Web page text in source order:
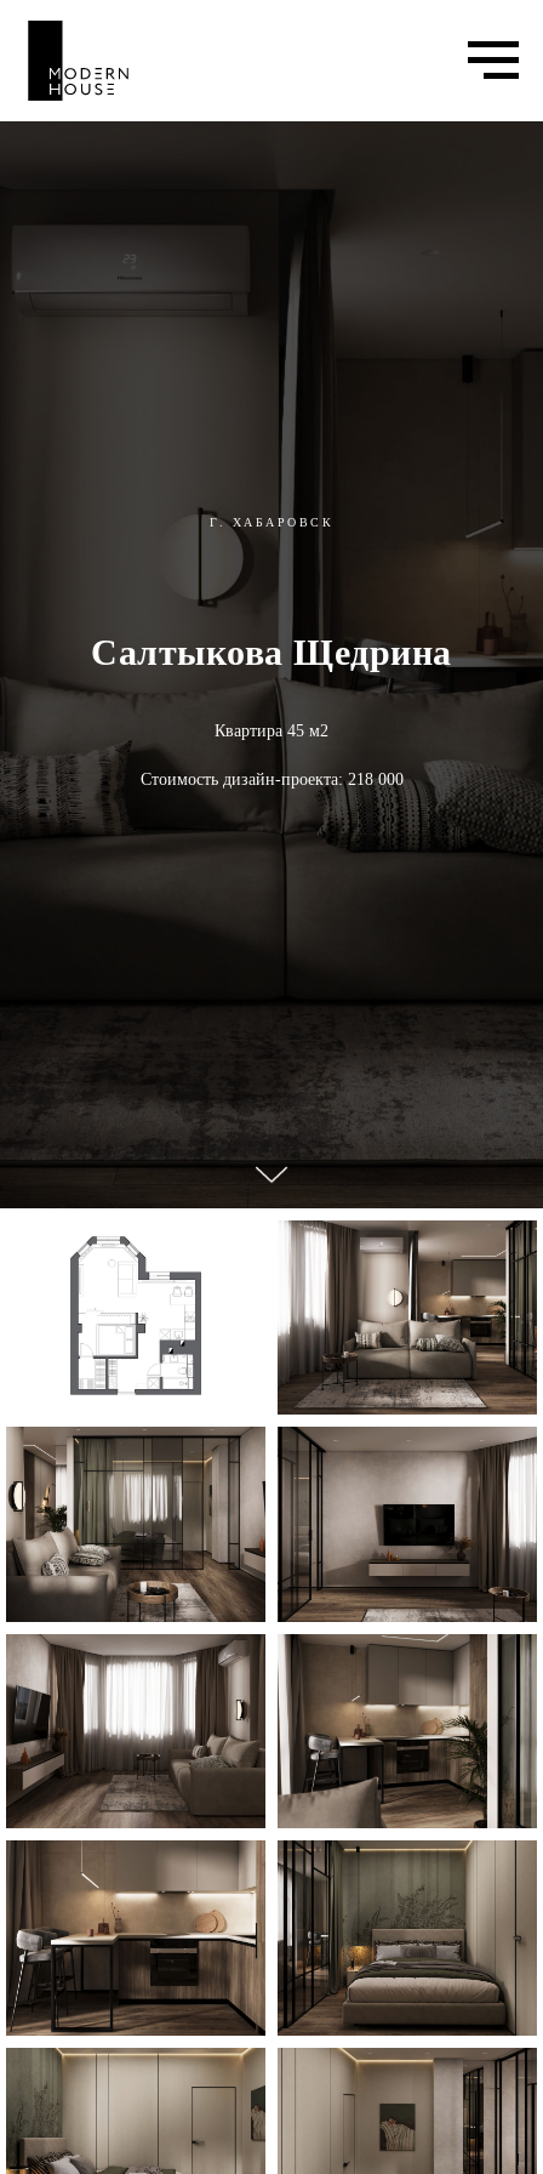
Г. ХАБАРОВСК
Салтыкова Щедрина
Квартира 45 м2
Стоимость дизайн-проекта: 218 000